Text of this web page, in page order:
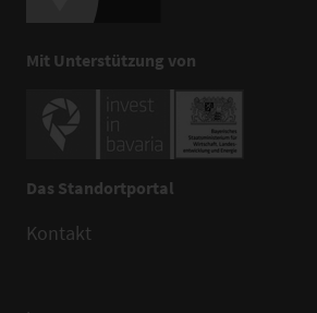
Mit Unterstützung von
Das Standortportal
Kontakt